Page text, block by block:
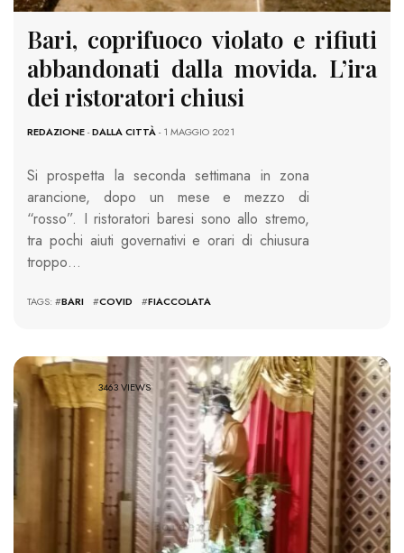
Bari, coprifuoco violato e rifiuti
abbandonati dalla movida. L’ira
dei ristoratori chiusi
REDAZIONE-DALLA CITTÀ- 1 MAGGIO 2021
Si prospetta la seconda settimana in zona
arancione, dopo un mese e mezzo di
“rosso”. I ristoratori baresi sono allo stremo,
tra pochi aiuti governativi e orari di chiusura
troppo…
TAGS: #BARI #COVID #FIACCOLATA
3463 VIEWS